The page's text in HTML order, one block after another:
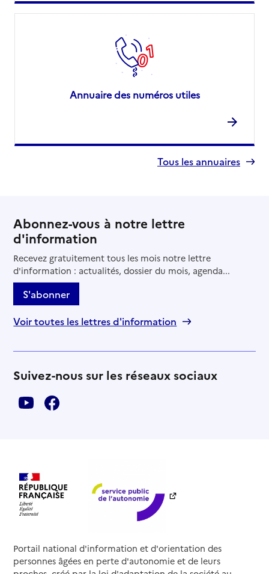
Annuaire des numéros utiles
Tous les annuaires
Abonnez-vous à notre lettre
d'information
Recevez gratuitement tous les mois notre lettre
d'information : actualités, dossier du mois, agenda...
S'abonner
Voir toutes les lettres d'information
Suivez-nous sur les réseaux sociaux
Portail national d'information et d'orientation des
personnes âgées en perte d'autonomie et de leurs